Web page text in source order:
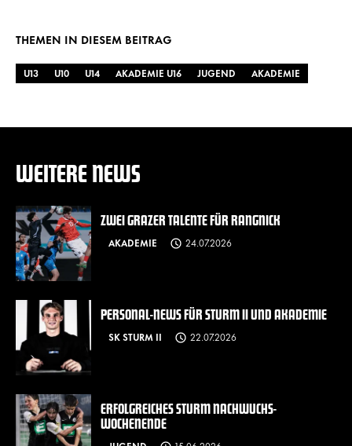
THEMEN IN DIESEM BEITRAG
U13 U10 U14 AKADEMIE U16 JUGEND AKADEMIE
WEITERE NEWS
ZWEI GRAZER TALENTE FÜR RANGNICK
AKADEMIE 24.07.2026
PERSONAL-NEWS FÜR STURM II UND AKADEMIE
SK STURM II 22.07.2026
ERFOLGREICHES STURM NACHWUCHS-
WOCHENENDE